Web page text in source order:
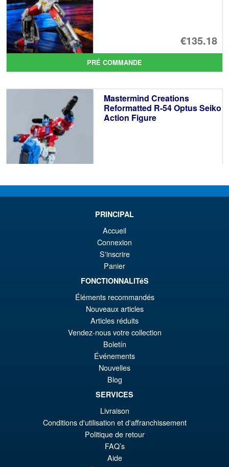
€135.18
PRÉ COMMANDE
Mastermind Creations
Reformatted R-54 Optus Seiko
Action Figure
€208.94
PRÉ COMMANDE
DNA Design DK-89 Armada
SW Upgrade Kit
PRÉ COMMANDE
FansToys FT-33C Pythagoras
( Nosecone ) Action Figure
PRINCIPAL
Accueil
Connexion
S'inscrire
Panier
FONCTIONNALITéS
Éléments recommandés
Nouveaux articles
Articles réduits
Vendez-nous votre collection
Boletín
Événements
Nouvelles
Blog
SERVICES
Livraison
Conditions d'utilisation et d'affranchissement
Politique de retour
FAQ’s
Aide